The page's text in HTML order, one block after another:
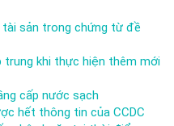
sản trong chứng từ đề
khi thực hiện thêm mới
cấp nước sạch
hết thông tin của CCDC